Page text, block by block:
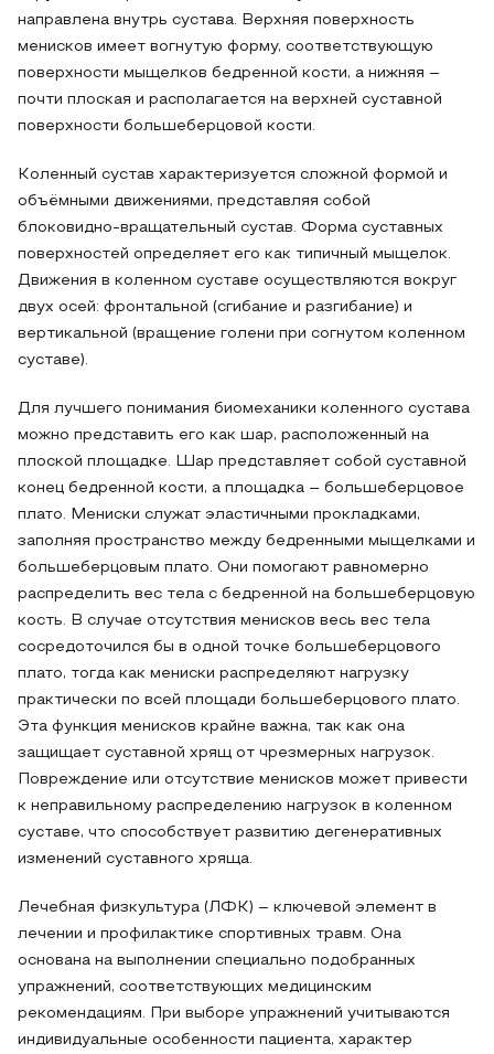
направлена внутрь сустава. Верхняя поверхность
менисков имеет вогнутую форму, соответствующую
поверхности мыщелков бедренной кости, а нижняя –
почти плоская и располагается на верхней суставной
поверхности большеберцовой кости.
Коленный сустав характеризуется сложной формой и
объёмными движениями, представляя собой
блоковидно-вращательный сустав. Форма суставных
поверхностей определяет его как типичный мыщелок.
Движения в коленном суставе осуществляются вокруг
двух осей: фронтальной (сгибание и разгибание) и
вертикальной (вращение голени при согнутом коленном
суставе).
Для лучшего понимания биомеханики коленного сустава
можно представить его как шар, расположенный на
плоской площадке. Шар представляет собой суставной
конец бедренной кости, а площадка – большеберцовое
плато. Мениски служат эластичными прокладками,
заполняя пространство между бедренными мыщелками и
большеберцовым плато. Они помогают равномерно
распределить вес тела с бедренной на большеберцовую
кость. В случае отсутствия менисков весь вес тела
сосредоточился бы в одной точке большеберцового
плато, тогда как мениски распределяют нагрузку
практически по всей площади большеберцового плато.
Эта функция менисков крайне важна, так как она
защищает суставной хрящ от чрезмерных нагрузок.
Повреждение или отсутствие менисков может привести
к неправильному распределению нагрузок в коленном
суставе, что способствует развитию дегенеративных
изменений суставного хряща.
Лечебная физкультура (ЛФК) – ключевой элемент в
лечении и профилактике спортивных травм. Она
основана на выполнении специально подобранных
упражнений, соответствующих медицинским
рекомендациям. При выборе упражнений учитываются
индивидуальные особенности пациента, характер